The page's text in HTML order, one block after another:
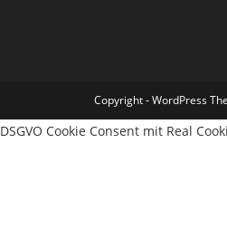
Copyright - WordPress
DSGVO Cookie Consent mit Real